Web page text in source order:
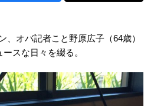
、オバ記者こと野原広子（64歳）
スな日々を綴る。